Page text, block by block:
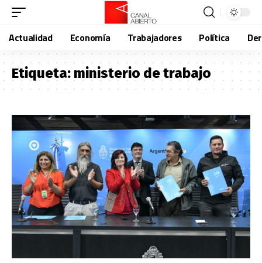
Actualidad Economía Trabajadores Política
Etiqueta:ministerio de trabajo